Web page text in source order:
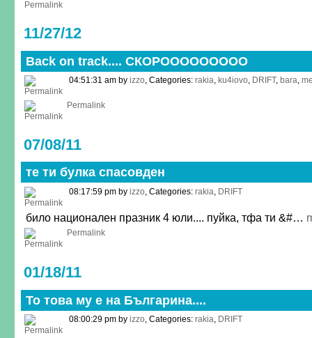
11/27/12
Back on track.... СКОРООООООООО
04:51:31 am byizzo, Categories:rakia, ku4iovo, DRIFT, bara,
Permalink
07/08/11
те ти булка спасовден
08:17:59 pm byizzo, Categories:rakia, DRIFT
било национален празник 4 юли.... пуйка, тфа ти &#…
Permalink
01/18/11
То това му е на Българина....
08:00:29 pm byizzo, Categories:rakia, DRIFT